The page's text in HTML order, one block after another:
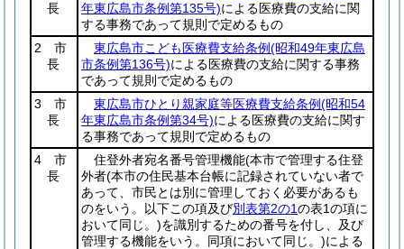
長
年東広島市条例第135号)による医療費の支給に関
する事務であって規則で定めるもの
2 市
長
東広島市こども医療費支給条例(昭和49年東広島
市条例第136号)による医療費の支給に関する事務
であって規則で定めるもの
3 市
長
東広島市ひとり親家庭等医療費支給条例(昭和54
年東広島市条例第34号)による医療費の支給に関す
る事務であって規則で定めるもの
4 市
長
住登外者宛名番号管理機能(本市で管理する住登
外者(本市の住民基本台帳に記録されていない者で
あって、市民とは別に管理しておく必要があるも
のをいう。以下この項及び別表第2の1の表1の項に
おいて同じ。)を識別するための番号を付し、及び
管理する機能をいう。同項において同じ。)による